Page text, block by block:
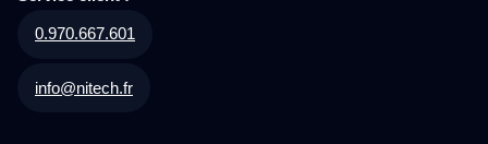
0.970.667.601
info@nitech.fr